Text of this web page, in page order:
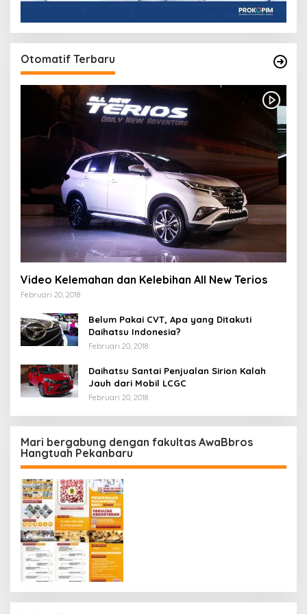
Otomatif Terbaru
Video Kelemahan dan Kelebihan All New Terios
Februari 20, 2018
Belum Pakai CVT, Apa yang Ditakuti
Daihatsu Indonesia?
Februari 20, 2018
Daihatsu Santai Penjualan Sirion Kalah
Jauh dari Mobil LCGC
Februari 20, 2018
Mari bergabung dengan fakultas AwaBbros
Hangtuah Pekanbaru